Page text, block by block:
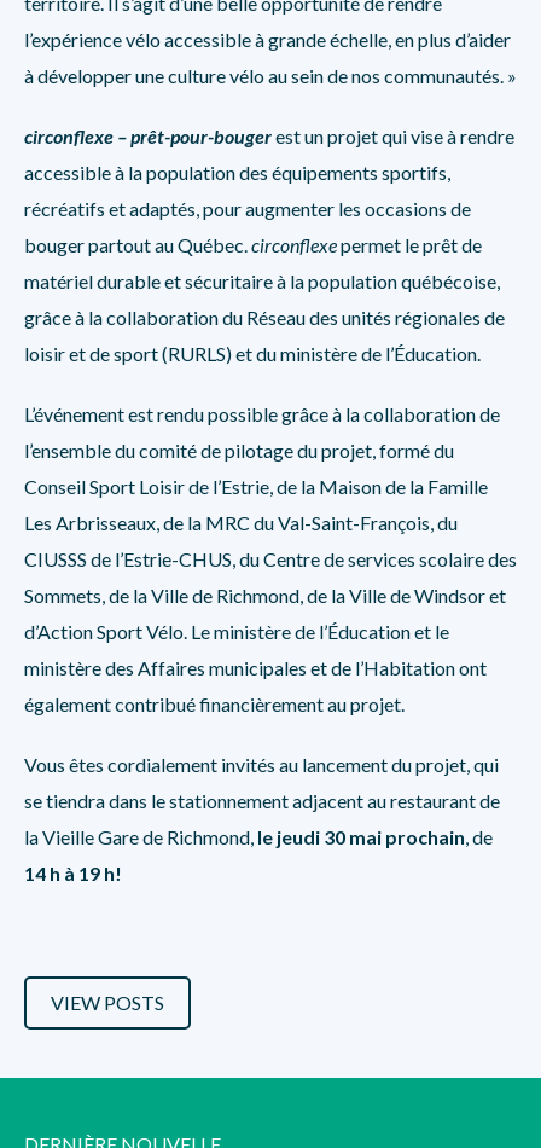
l’expérience vélo accessible à grande échelle, en plus d’aider
à développer une culture vélo au sein de nos communautés. »
circonflexe – prêt-pour-bougerest un projet qui vise à rendre
accessible à la population des équipements sportifs,
récréatifs et adaptés, pour augmenter les occasions de
bouger partout au Québec.circonflexepermet le prêt de
matériel durable et sécuritaire à la population québécoise,
grâce à la collaboration du Réseau des unités régionales de
loisir et de sport (RURLS) et du ministère de l’Éducation.
L’événement est rendu possible grâce à la collaboration de
l’ensemble du comité de pilotage du projet, formé du
Conseil Sport Loisir de l’Estrie, de la Maison de la Famille
Les Arbrisseaux, de la MRC du Val-Saint-François, du
CIUSSS de l’Estrie-CHUS, du Centre de services scolaire des
Sommets, de la Ville de Richmond, de la Ville de Windsor et
d’Action Sport Vélo. Le ministère de l’Éducation et le
ministère des Affaires municipales et de l’Habitation ont
également contribué financièrement au projet.
Vous êtes cordialement invités au lancement du projet, qui
se tiendra dans le stationnement adjacent au restaurant de
la Vieille Gare de Richmond, le jeudi 30 mai prochain, de
14 h à 19 h!
VIEW POSTS